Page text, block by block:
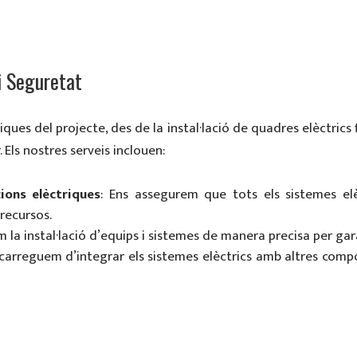
del projecte, des de la instal·lació de quadres
nostres serveis inclouen:
elèctriques: Ens assegurem que tots els sistemes
la instal·lació d’equips i sistemes de manera precisa per
d’integrar els sistemes elèctrics amb altres